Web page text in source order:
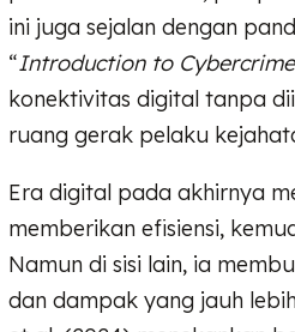
ini juga sejalan dengan
“Introduction to Cybercrime
konektivitas digital tanpa
ruang gerak pelaku
Era digital pada akhirnya
memberikan efisiensi,
Namun di sisi lain, ia
dan dampak yang jauh